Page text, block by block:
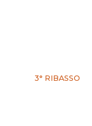
3° RIBASSO